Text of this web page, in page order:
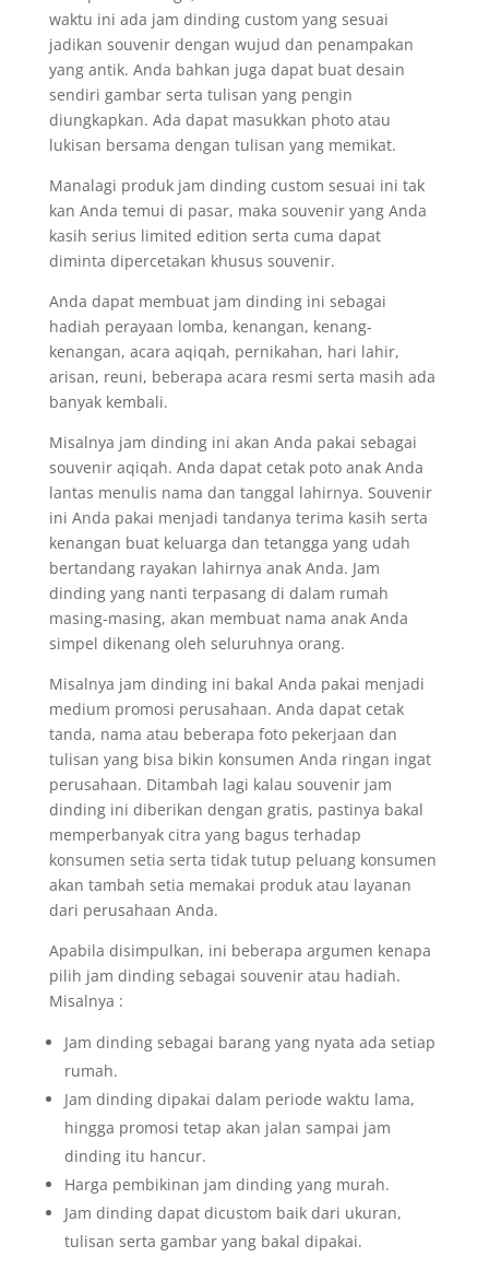
waktu ini ada jam dinding custom yang sesuai
jadikan souvenir dengan wujud dan penampakan
yang antik. Anda bahkan juga dapat buat desain
sendiri gambar serta tulisan yang pengin
diungkapkan. Ada dapat masukkan photo atau
lukisan bersama dengan tulisan yang memikat.
Manalagi produk jam dinding custom sesuai ini tak
kan Anda temui di pasar, maka souvenir yang Anda
kasih serius limited edition serta cuma dapat
diminta dipercetakan khusus souvenir.
Anda dapat membuat jam dinding ini sebagai
hadiah perayaan lomba, kenangan, kenang-
kenangan, acara aqiqah, pernikahan, hari lahir,
arisan, reuni, beberapa acara resmi serta masih ada
banyak kembali.
Misalnya jam dinding ini akan Anda pakai sebagai
souvenir aqiqah. Anda dapat cetak poto anak Anda
lantas menulis nama dan tanggal lahirnya. Souvenir
ini Anda pakai menjadi tandanya terima kasih serta
kenangan buat keluarga dan tetangga yang udah
bertandang rayakan lahirnya anak Anda. Jam
dinding yang nanti terpasang di dalam rumah
masing-masing, akan membuat nama anak Anda
simpel dikenang oleh seluruhnya orang.
Misalnya jam dinding ini bakal Anda pakai menjadi
medium promosi perusahaan. Anda dapat cetak
tanda, nama atau beberapa foto pekerjaan dan
tulisan yang bisa bikin konsumen Anda ringan ingat
perusahaan. Ditambah lagi kalau souvenir jam
dinding ini diberikan dengan gratis, pastinya bakal
memperbanyak citra yang bagus terhadap
konsumen setia serta tidak tutup peluang konsumen
akan tambah setia memakai produk atau layanan
dari perusahaan Anda.
Apabila disimpulkan, ini beberapa argumen kenapa
pilih jam dinding sebagai souvenir atau hadiah.
Misalnya :
Jam dinding sebagai barang yang nyata ada setiap
rumah.
Jam dinding dipakai dalam periode waktu lama,
hingga promosi tetap akan jalan sampai jam
dinding itu hancur.
Harga pembikinan jam dinding yang murah.
Jam dinding dapat dicustom baik dari ukuran,
tulisan serta gambar yang bakal dipakai.